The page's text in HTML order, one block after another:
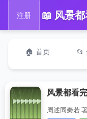
注册 📖 风景
🏠 首页 📂
风景都看
周述同秦若